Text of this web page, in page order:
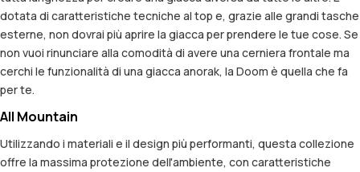
dotata di caratteristiche tecniche al top e, grazie alle grandi tasche
esterne, non dovrai più aprire la giacca per prendere le tue cose. Se
non vuoi rinunciare alla comodità di avere una cerniera frontale ma
cerchi le funzionalità di una giacca anorak, la Doom è quella che fa
per te.
All Mountain
Utilizzando i materiali e il design più performanti, questa collezione
offre la massima protezione dell'ambiente, con caratteristiche